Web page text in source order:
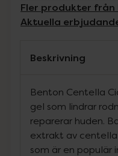
Fler produkter från
Aktuella
Beskrivning
Benton Centella
gel som lindrar
reparerar huden.
extrakt av centella
som är en populär